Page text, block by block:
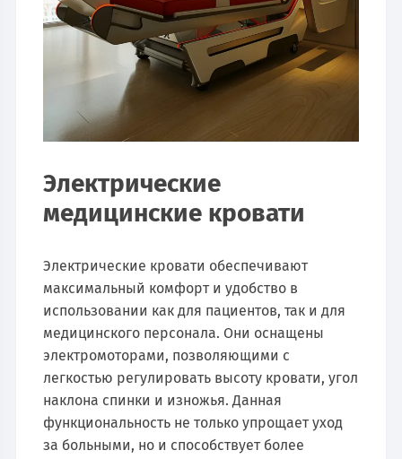
Электрические
медицинские кровати
Электрические кровати обеспечивают
максимальный комфорт и удобство в
использовании как для пациентов, так и для
медицинского персонала. Они оснащены
электромоторами, позволяющими с
легкостью регулировать высоту кровати, угол
наклона спинки и изножья. Данная
функциональность не только упрощает уход
за больными, но и способствует более